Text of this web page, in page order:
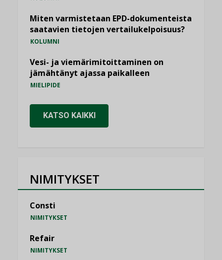
Miten varmistetaan EPD-dokumenteista
saatavien tietojen vertailukelpoisuus?
KOLUMNI
Vesi- ja viemärimitoittaminen on
jämähtänyt ajassa paikalleen
MIELIPIDE
KATSO KAIKKI
NIMITYKSET
Consti
NIMITYKSET
Refair
NIMITYKSET